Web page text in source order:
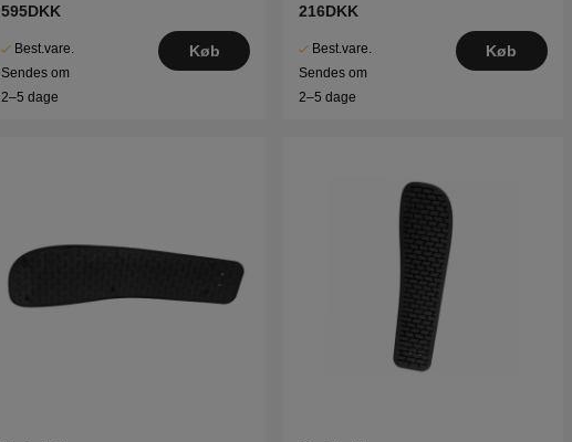
595DKK
Best.vare.
Sendes om
2–5 dage
Køb
216DKK
Best.vare.
Sendes om
2–5 dage
Køb